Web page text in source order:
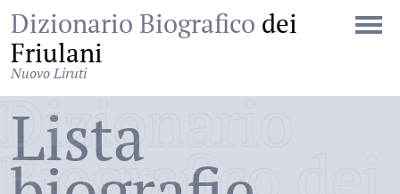
Dizionario Biografico dei
Friulani
Nuovo Liruti
Dizionario
Lista